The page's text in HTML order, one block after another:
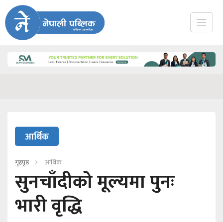
आर्थिक
गृहपृष्ठ आर्थिक
सुनचाँदीको मूल्यमा पुनः
भारी वृद्धि